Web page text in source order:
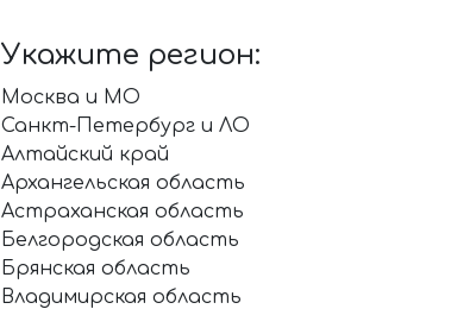
Укажите регион:
Москва и МО
Санкт-Петербург и ЛО
Алтайский край
Архангельская область
Астраханская область
Белгородская область
Брянская область
Владимирская область